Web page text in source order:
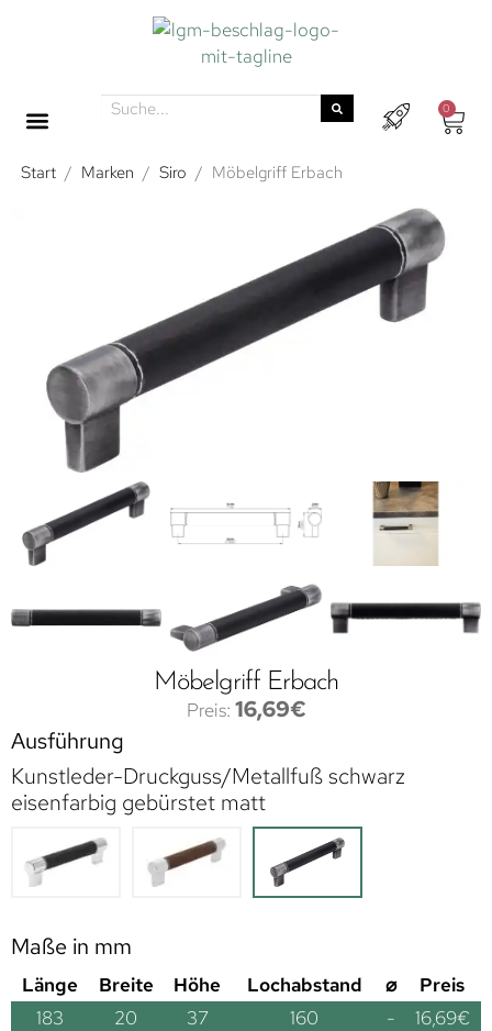
0
Start / Marken / Siro / Möbelgriff Erbach
Möbelgriff Erbach
16,69€
Ausführung
Kunstleder-Druckguss/Metallfuß schwarz
eisenfarbig gebürstet matt
Maße in mm
Länge Breite Höhe Lochabstand ⌀
Preis
183
20 37 160 - 16,69€